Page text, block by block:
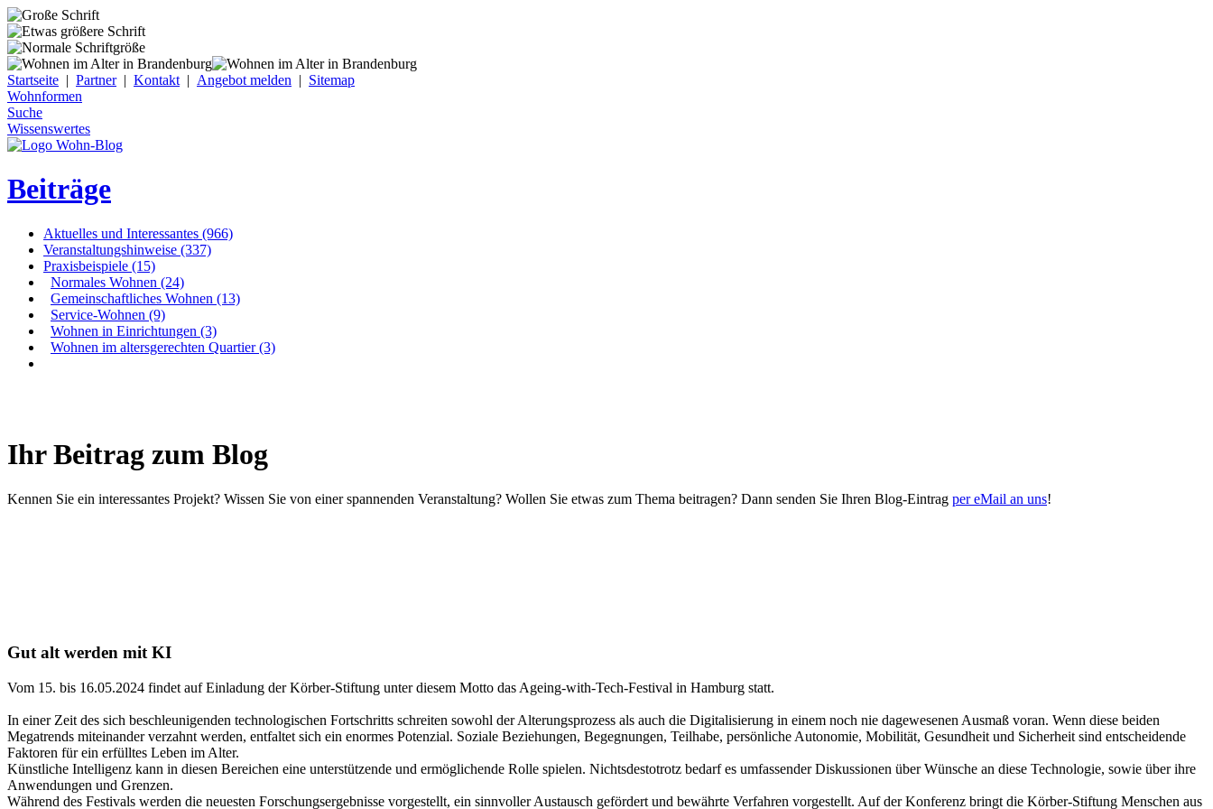
Startseite | Partner| Kontakt | Angebot melden | Sitemap
Wohnformen
Suche
Wissenswertes
Beiträge
Aktuelles und Interessantes (966)
Veranstaltungshinweise (337)
Praxisbeispiele (15)
Normales Wohnen (24)
Gemeinschaftliches Wohnen (13)
Service-Wohnen (9)
Wohnen in Einrichtungen (3)
Wohnen im altersgerechten Quartier (3)
Ihr Beitrag zum Blog
Kennen Sie ein interessantes Projekt? Wissen Sie von einer spannenden Veranstaltung? Wollen Sie etwas zum Thema beitragen? Dann senden Sie Ihren Blog-Eintrag per eMail an uns!
Gut alt werden mit KI
Vom 15. bis 16.05.2024 findet auf Einladung der Körber-Stiftung unter diesem Motto das Ageing-with-Tech-Festival in Hamburg statt.
In einer Zeit des sich beschleunigenden technologischen Fortschritts schreiten sowohl der Alterungsprozess als auch die Digitalisierung in einem noch nie dagewesenen Ausmaß voran. Wenn diese beiden
Megatrends miteinander verzahnt werden, entfaltet sich ein enormes Potenzial. Soziale Beziehungen, Begegnungen, Teilhabe, persönliche Autonomie, Mobilität, Gesundheit und Sicherheit sind entscheidende
Faktoren für ein erfülltes Leben im Alter.
Künstliche Intelligenz kann in diesen Bereichen eine unterstützende und ermöglichende Rolle spielen. Nichtsdestotrotz bedarf es umfassender Diskussionen über Wünsche an diese Technologie, sowie über ihre
Anwendungen und Grenzen.
Während des Festivals werden die neuesten Forschungsergebnisse vorgestellt, ein sinnvoller Austausch gefördert und bewährte Verfahren vorgestellt. Auf der Konferenz bringt die Körber-Stiftung Menschen aus